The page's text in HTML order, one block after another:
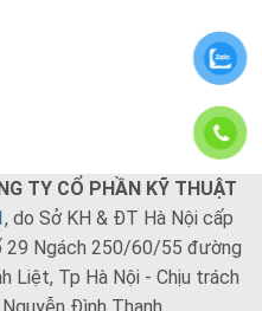
TY CỔ PHẦN KỸ THUẬT
, do Sở KH & ĐT Hà Nội cấp
Ngách 250/60/55 đường
Liệt, Tp Hà Nội - Chịu trách
Đình Thanh